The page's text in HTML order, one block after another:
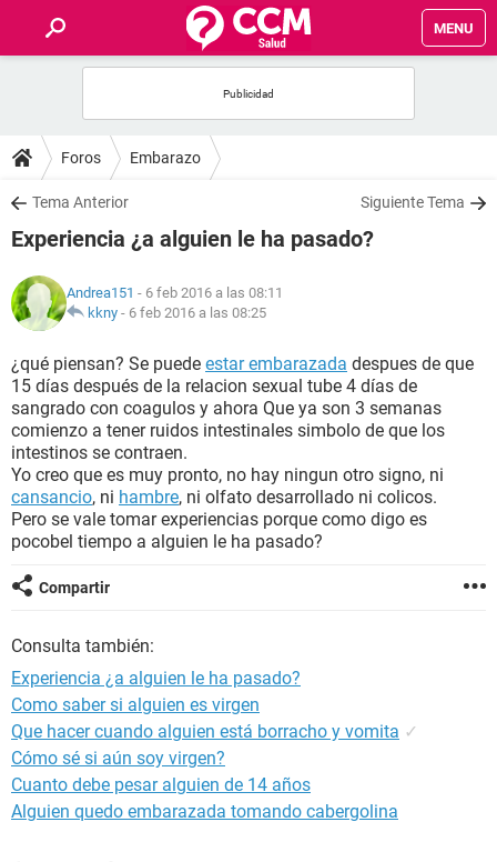
MENU
FOROS
SALUD
FAMILIA
NUTRICIÓN
BIENESTAR
SEXUALIDAD
GLOSARIO
Foros Embarazo
Tema Anterior Siguiente Tema
Experiencia ¿a alguien le ha pasado?
Andrea151 - 6 feb 2016 a las 08:11
kkny - 6 feb 2016 a las 08:25
¿qué piensan? Se puede estar embarazada despues de que
15 días después de la relacion sexual tube 4 días de
sangrado con coagulos y ahora Que ya son 3 semanas
comienzo a tener ruidos intestinales simbolo de que los
intestinos se contraen.
Yo creo que es muy pronto, no hay ningun otro signo, ni
cansancio, ni hambre, ni olfato desarrollado ni colicos.
Pero se vale tomar experiencias porque como digo es
pocobel tiempo a alguien le ha pasado?
Compartir
Consulta también:
Experiencia ¿a alguien le ha pasado?
Como saber si alguien es virgen
Que hacer cuando alguien está borracho y vomita ✓
Cómo sé si aún soy virgen?
Cuanto debe pesar alguien de 14 años
Alguien quedo embarazada tomando cabergolina